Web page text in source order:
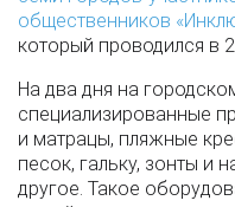
общественников
который проводился в
На два дня на
специализированные
и матрацы, пляжные
песок, гальку, зонты и
другое. Такое